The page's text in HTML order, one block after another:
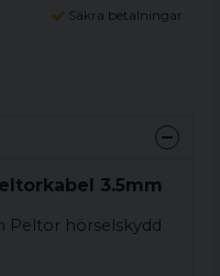
Säkra betalningar
3.5mm
Peltor hörselskydd